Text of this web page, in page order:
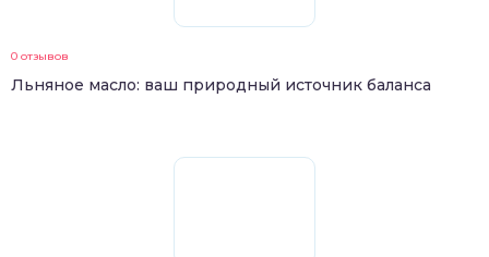
0 отзывов
Льняное масло: ваш природный источник баланса